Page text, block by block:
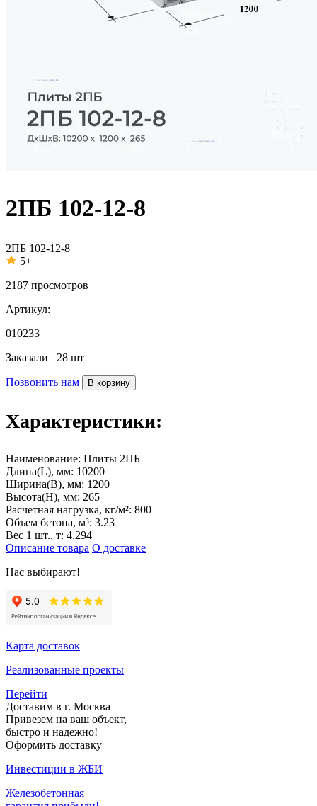
2ПБ 102-12-8
2ПБ 102-12-8
5+
2187 просмотров
Артикул:
010233
Заказали 28 шт
Позвонить нам В корзину
Характеристики:
Наименование: Плиты 2ПБ
Длина(L), мм: 10200
Ширина(B), мм: 1200
Высота(H), мм: 265
Расчетная нагрузка, кг/м²: 800
Объем бетона, м³: 3.23
Вес 1 шт., т: 4.294
Описание товара О доставке
Нас выбирают!
Карта доставок
Реализованные проекты
Перейти
Доставим в г. Москва
Привезем на ваш объект,
быстро и надежно!
Оформить доставку
Инвестиции в ЖБИ
Железобетонная